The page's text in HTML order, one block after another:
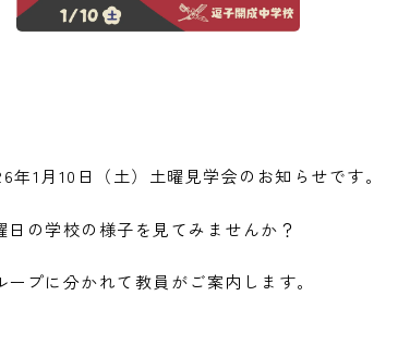
年1月10日（土）土曜見学会のお知らせです。
日の学校の様子を見てみませんか？
ープに分かれて教員がご案内します。